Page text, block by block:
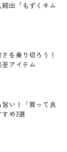
続出「もずくキム
を乗り切ろう！
至アイテム
旨い！「買って良
め3選